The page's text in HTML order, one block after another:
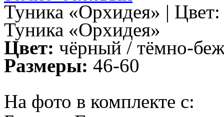
Туника «Орхидея» |
Туника «Орхидея»
Цвет: чёрный / тёмно-
Размеры: 46-60
На фото в комплекте с: